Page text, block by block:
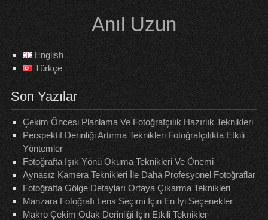
content
Anıl Uzun
English
Türkçe
Son Yazılar
Çekim Öncesi Planlama Ve Fotoğrafçılık Hazırlık Teknikleri
Perspektif Derinliği Artırma Teknikleri Fotoğrafçılıkta Etkili
Yöntemler
Fotoğrafta Işık Yönü Okuma Teknikleri Ve Önemi
Aynasız Kamera Teknikleri İle Daha Profesyonel Fotoğraflar
Fotoğrafta Gölge Detayları Ortaya Çıkarma Teknikleri
Manzara Fotoğrafı Lens Seçimi İçin En İyi Seçenekler
Makro Çekim Odak Derinliği İçin Etkili Teknikler